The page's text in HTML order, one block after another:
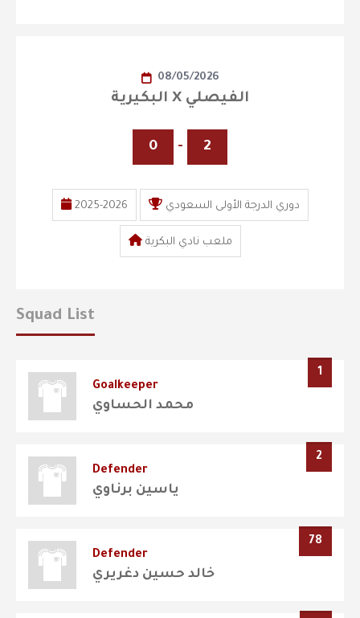
08/05/2026
البكيرية X الفيصلي
0 - 2
2025-2026 دوري الدرجة الأولى السعودي
ملعب نادي البكرية
Squad List
1
Goalkeeper
محمد الحساوي
2
Defender
ياسين برناوي
78
Defender
خالد حسين دغريري